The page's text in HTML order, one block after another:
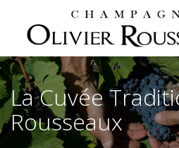
La Cuvée
Rousseaux